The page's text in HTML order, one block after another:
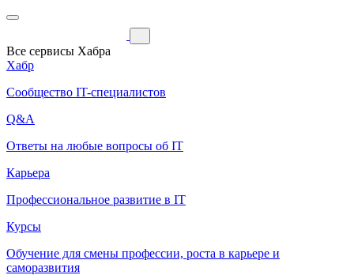
Все сервисы Хабра
Хабр
Сообщество IT-специалистов
Q&A
Ответы на любые вопросы об IT
Карьера
Профессиональное развитие в IT
Курсы
Обучение для смены профессии, роста в карьере и
саморазвития